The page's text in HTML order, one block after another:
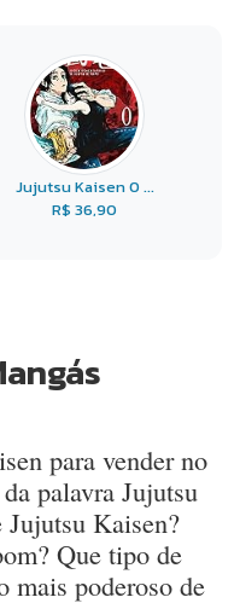
Jujutsu Kaisen 0 ...
R$ 36,90
para vender no
palavra Jujutsu
Kaisen?
Que tipo de
mais poderoso de